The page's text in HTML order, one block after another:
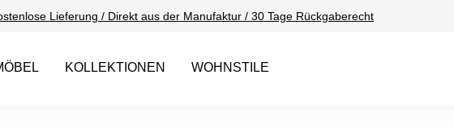
Lieferung / Direkt aus der Manufaktur / 30 Tage Rückgaberecht
KOLLEKTIONEN WOHNSTILE